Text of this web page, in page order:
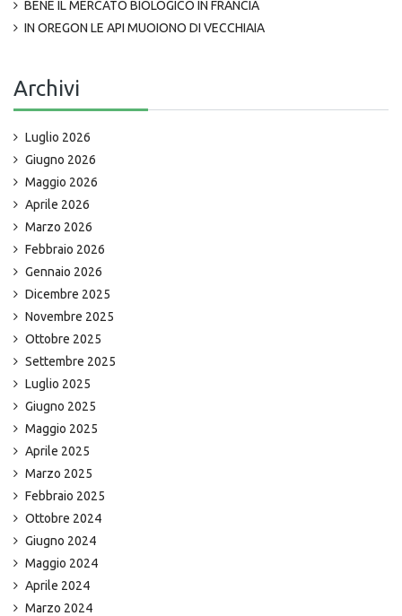
BENE IL MERCATO BIOLOGICO IN FRANCIA
IN OREGON LE API MUOIONO DI VECCHIAIA
Archivi
Luglio 2026
Giugno 2026
Maggio 2026
Aprile 2026
Marzo 2026
Febbraio 2026
Gennaio 2026
Dicembre 2025
Novembre 2025
Ottobre 2025
Settembre 2025
Luglio 2025
Giugno 2025
Maggio 2025
Aprile 2025
Marzo 2025
Febbraio 2025
Ottobre 2024
Giugno 2024
Maggio 2024
Aprile 2024
Marzo 2024